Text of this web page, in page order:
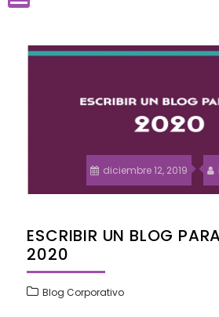
diciembre 12, 2019
ESCRIBIR UN BLOG
2020
Blog Corporativo